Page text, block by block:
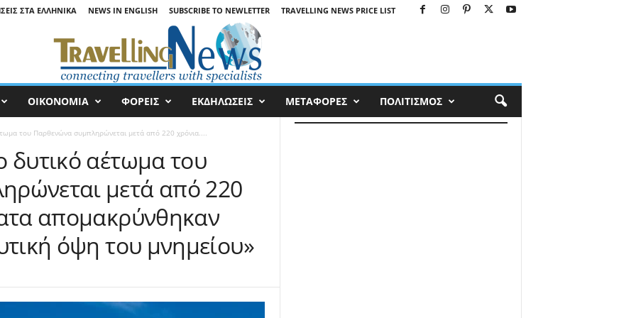
ΣΤΑ ΕΛΛΗΝΙΚΆ NEWS IN ENGLISH SUBSCRIBE TO NEWLETTER TRAVELLING NEWS PRICE LIST
ΟΙΚΟΝΟΜΙΑ ΦΟΡΕΙΣ ΕΚΔΗΛΩΣΕΙΣ ΜΕΤΑΦΟΡΕΣ ΠΟΛΙΤΙΣΜΟΣ
του Παρθενώνα συμπληρώνεται μετά από 220 χρόνια....
αέτωμα του
μετά από 220
απομακρύνθηκαν
όψη του μνημείου»